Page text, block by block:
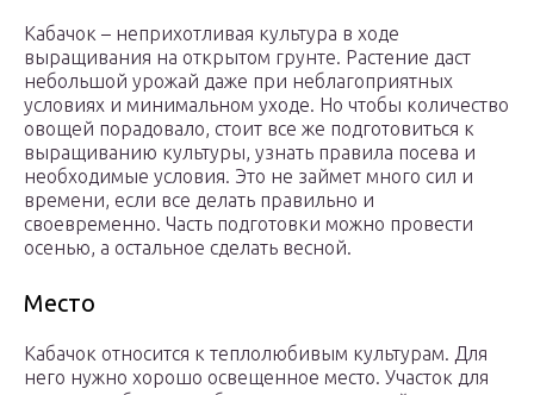
Кабачок – неприхотливая культура в ходе
выращивания на открытом грунте. Растение даст
небольшой урожай даже при неблагоприятных
условиях и минимальном уходе. Но чтобы количество
овощей порадовало, стоит все же подготовиться к
выращиванию культуры, узнать правила посева и
необходимые условия. Это не займет много сил и
времени, если все делать правильно и
своевременно. Часть подготовки можно провести
осенью, а остальное сделать весной.
Место
Кабачок относится к теплолюбивым культурам. Для
него нужно хорошо освещенное место. Участок для